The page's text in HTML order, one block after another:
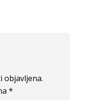
objavljena.
*